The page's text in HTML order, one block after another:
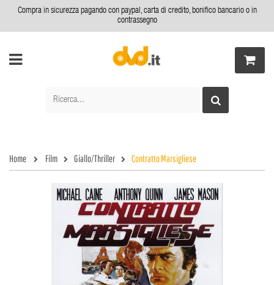
Compra in sicurezza pagando con paypal, carta di credito, bonifico bancario o in
contrassegno
Home Film Giallo/Thriller Contratto Marsigliese